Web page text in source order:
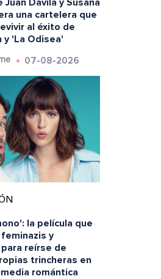
Juan Dávila y Susana
una cartelera que
al éxito de
y 'La Odisea'
07-08-2026
la película que
y
reírse de
trincheras en
romántica